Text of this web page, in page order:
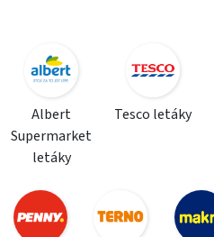
Albert
Supermarket
letáky
Tesco letáky